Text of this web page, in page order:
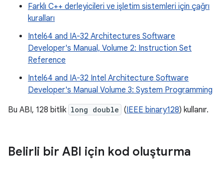
Farklı C++ derleyicileri ve işletim sistemleri için çağrı
kuralları
Intel64 and IA-32 Architectures Software
Developer's Manual, Volume 2: Instruction Set
Reference
Intel64 and IA-32 Intel Architecture Software
Developer's Manual Volume 3: System Programming
Bu ABI, 128 bitlik long double (IEEE binary128) kullanır.
Belirli bir ABI için kod oluşturma